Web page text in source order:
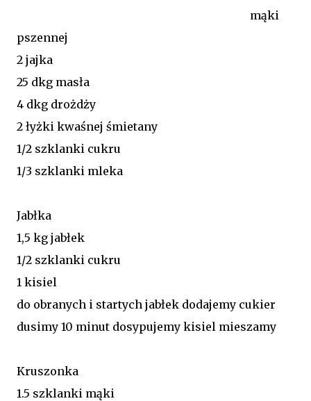
mąki
pszennej
2 jajka
25 dkg masła
4 dkg drożdży
2 łyżki kwaśnej śmietany
1/2 szklanki cukru
1/3 szklanki mleka
Jabłka
1,5 kg jabłek
1/2 szklanki cukru
1 kisiel
do obranych i startych jabłek dodajemy cukier
dusimy 10 minut dosypujemy kisiel mieszamy
Kruszonka
1.5 szklanki mąki